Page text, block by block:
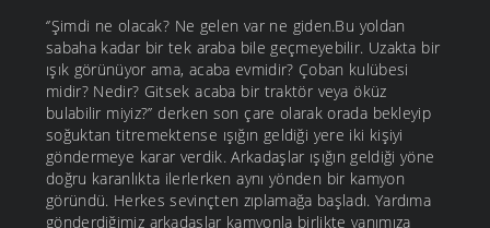
‘’Şimdi ne olacak? Ne gelen var ne giden.Bu yoldan
sabaha kadar bir tek araba bile geçmeyebilir. Uzakta bir
ışık görünüyor ama, acaba evmidir? Çoban kulübesi
midir? Nedir? Gitsek acaba bir traktör veya öküz
bulabilir miyiz?’’ derken son çare olarak orada bekleyip
soğuktan titremektense ışığın geldiği yere iki kişiyi
göndermeye karar verdik. Arkadaşlar ışığın geldiği yöne
doğru karanlıkta ilerlerken aynı yönden bir kamyon
göründü. Herkes sevinçten zıplamağa başladı. Yardıma
gönderdiğimiz arkadaşlar kamyonla birlikte yanımıza